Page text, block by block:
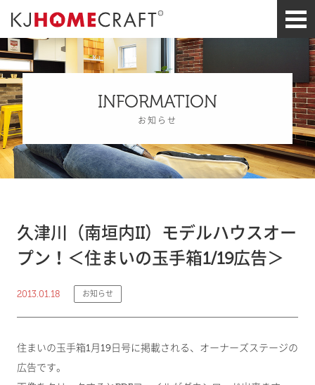
INFORMATION
お知らせ
久津川（南垣内II）モデルハウスオー
プン！＜住まいの玉手箱1/19広告＞
2013.01.18 お知らせ
住まいの玉手箱1月19日号に掲載される、オーナーズステージの
広告です。